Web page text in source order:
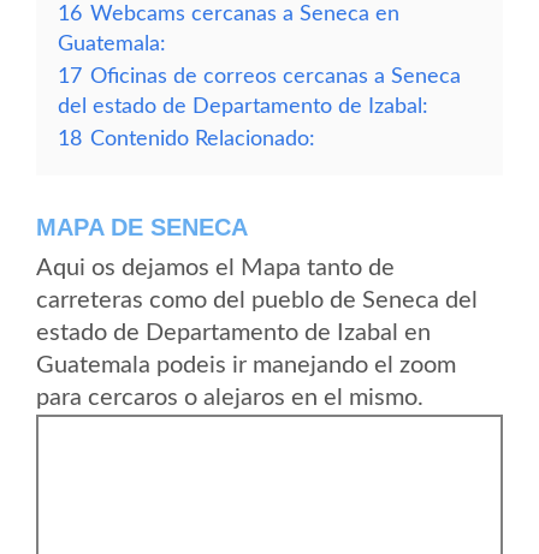
16 Webcams cercanas a Seneca en
Guatemala:
17 Oficinas de correos cercanas a Seneca
del estado de Departamento de Izabal:
18 Contenido Relacionado:
MAPA DE SENECA
Aqui os dejamos el Mapa tanto de
carreteras como del pueblo de Seneca del
estado de Departamento de Izabal en
Guatemala podeis ir manejando el zoom
para cercaros o alejaros en el mismo.